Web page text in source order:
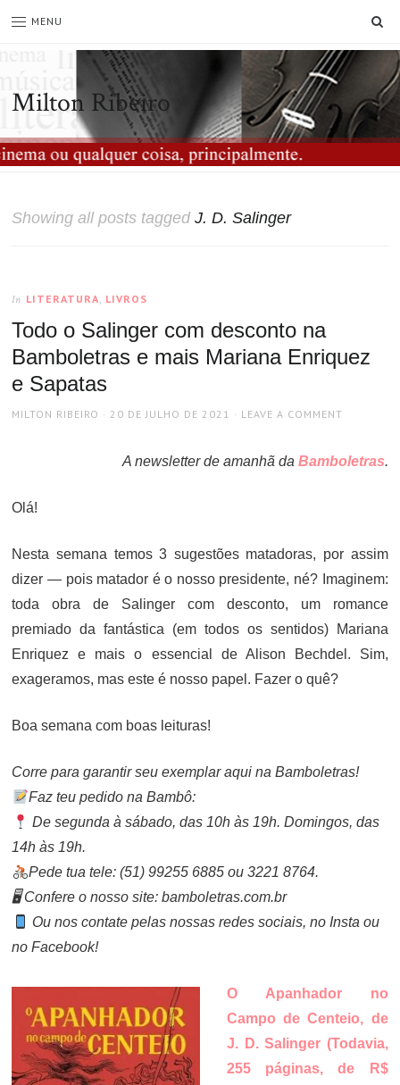
MENU
Milton Ribeiro
Showing all posts taggedJ. D. Salinger
In LITERATURA, LIVROS
Todo o Salinger com desconto na
Bamboletras e mais Mariana Enriquez
e Sapatas
AUTHOR
MILTON RIBEIRO
POSTED
20 DE JULHO DE 2021 LEAVE A COMMENT
A newsletter de amanhã da Bamboletras.
Olá!
Nesta semana temos 3 sugestões matadoras, por assim
dizer — pois matador é o nosso presidente, né? Imaginem:
toda obra de Salinger com desconto, um romance
premiado da fantástica (em todos os sentidos) Mariana
Enriquez e mais o essencial de Alison Bechdel. Sim,
exageramos, mas este é nosso papel. Fazer o quê?
Boa semana com boas leituras!
Corre para garantir seu exemplar aqui na Bamboletras!
Faz teu pedido na Bambô:
De segunda à sábado, das 10h às 19h. Domingos, das
14h às 19h.
Pede tua tele: (51) 99255 6885 ou 3221 8764.
🖥 Confere o nosso site: bamboletras.com.br
Ou nos contate pelas nossas redes sociais, no Insta ou
no Facebook!
O Apanhador no
Campo de Centeio, de
J. D. Salinger (Todavia,
255 páginas, de R$